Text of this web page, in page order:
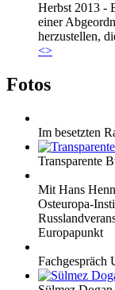
Herbst 2013 -
einer
herzustellen,
<>
Fotos
Im besetzten
Transparente
Mit Hans
Osteuropa-
Europapunkt
Fachgespräch